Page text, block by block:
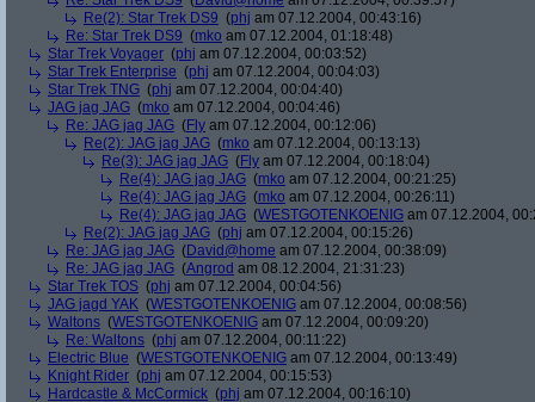
Re(2): Star Trek DS9 (phj am 07.12.2004, 00:43:16)
Re: Star Trek DS9 (mko am 07.12.2004, 01:18:48)
Star Trek Voyager (phj am 07.12.2004, 00:03:52)
Star Trek Enterprise (phj am 07.12.2004, 00:04:03)
Star Trek TNG (phj am 07.12.2004, 00:04:40)
JAG jag JAG (mko am 07.12.2004, 00:04:46)
Re: JAG jag JAG (Fly am 07.12.2004, 00:12:06)
Re(2): JAG jag JAG (mko am 07.12.2004, 00:13:13)
Re(3): JAG jag JAG (Fly am 07.12.2004, 00:18:04)
Re(4): JAG jag JAG (mko am 07.12.2004, 00:21:25)
Re(4): JAG jag JAG (mko am 07.12.2004, 00:26:11)
Re(4): JAG jag JAG (WESTGOTENKOENIG am 07.12.2004,
Re(2): JAG jag JAG (phj am 07.12.2004, 00:15:26)
Re: JAG jag JAG (David@home am 07.12.2004, 00:38:09)
Re: JAG jag JAG (Angrod am 08.12.2004, 21:31:23)
Star Trek TOS (phj am 07.12.2004, 00:04:56)
JAG jagd YAK (WESTGOTENKOENIG am 07.12.2004, 00:08:56)
Waltons (WESTGOTENKOENIG am 07.12.2004, 00:09:20)
Re: Waltons (phj am 07.12.2004, 00:11:22)
Electric Blue (WESTGOTENKOENIG am 07.12.2004, 00:13:49)
Knight Rider (phj am 07.12.2004, 00:15:53)
Hardcastle & McCormick (phj am 07.12.2004, 00:16:10)